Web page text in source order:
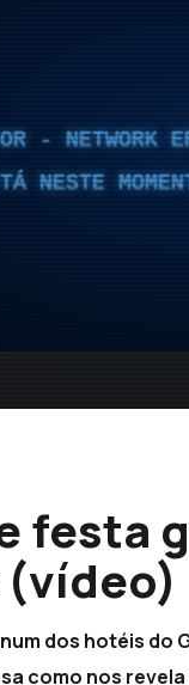
- NETWORK
NESTE
festa
(vídeo)
dos hotéis do
como nos